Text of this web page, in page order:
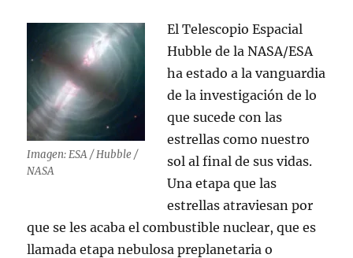
Imagen: ESA / Hubble /
NASA
El Telescopio Espacial
Hubble de la NASA/ESA
ha estado a la vanguardia
de la investigación de lo
que sucede con las
estrellas como nuestro
sol al final de sus vidas.
Una etapa que las
estrellas atraviesan por
que se les acaba el combustible nuclear, que es
llamada etapa nebulosa preplanetaria o